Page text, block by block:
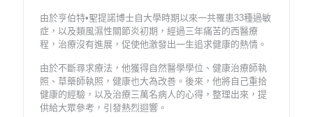
由於亨伯特•聖提諾博士自大學時期以來一共罹患33種過敏
症，以及類風濕性關節炎初期，經過三年痛苦的西醫療
程，治療沒有進展，促使他激發出一生追求健康的熱情。
由於不斷尋求療法，他獲得自然醫學學位、健康治療師執
照、草藥師執照，健康也大為改善。後來，他將自己重拾
健康的經驗，以及治療三萬名病人的心得，整理出來，提
供給大眾參考，引發熱烈迴響。